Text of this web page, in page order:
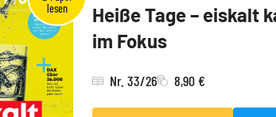
Heiße Tage – eiskalt
im Fokus
Nr. 33/26 8,90 €